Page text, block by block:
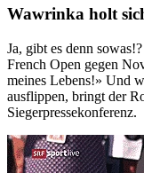
Wawrinka holt
Ja, gibt es denn
French Open gegen
meines Lebens!» Und
ausflippen, bringt der
Siegerpressekonferenz.